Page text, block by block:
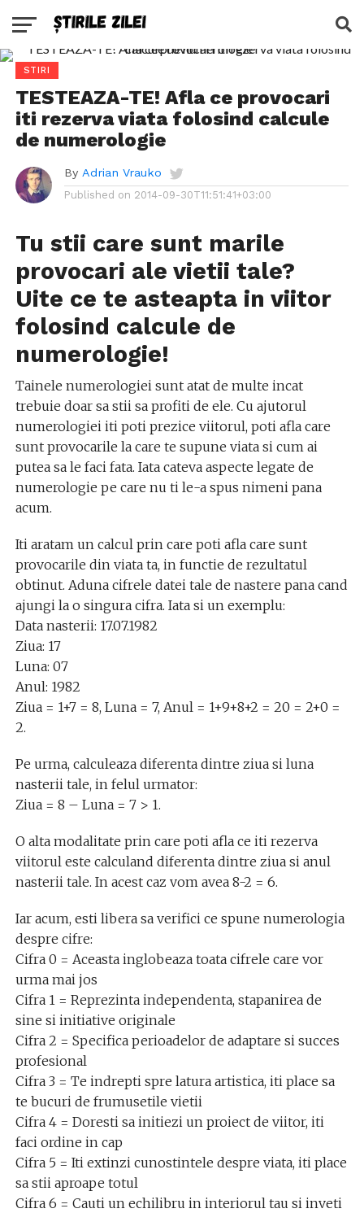
STIRI
TESTEAZA-TE! Afla ce provocari
iti rezerva viata folosind calcule
de numerologie
By Adrian Vrauko
Published on 2014-09-30T11:51:41+03:00
Tu stii care sunt marile
provocari ale vietii tale?
Uite ce te asteapta in viitor
folosind calcule de
numerologie!
Tainele numerologiei sunt atat de multe incat
trebuie doar sa stii sa profiti de ele. Cu ajutorul
numerologiei iti poti prezice viitorul, poti afla care
sunt provocarile la care te supune viata si cum ai
putea sa le faci fata. Iata cateva aspecte legate de
numerologie pe care nu ti le-a spus nimeni pana
acum.
Iti aratam un calcul prin care poti afla care sunt
provocarile din viata ta, in functie de rezultatul
obtinut. Aduna cifrele datei tale de nastere pana cand
ajungi la o singura cifra. Iata si un exemplu:
Data nasterii: 17.07.1982
Ziua: 17
Luna: 07
Anul: 1982
Ziua = 1+7 = 8, Luna = 7, Anul = 1+9+8+2 = 20 = 2+0 =
2.
Pe urma, calculeaza diferenta dintre ziua si luna
nasterii tale, in felul urmator:
Ziua = 8 – Luna = 7 > 1.
O alta modalitate prin care poti afla ce iti rezerva
viitorul este calculand diferenta dintre ziua si anul
nasterii tale. In acest caz vom avea 8-2 = 6.
Iar acum, esti libera sa verifici ce spune numerologia
despre cifre:
Cifra 0 = Aceasta inglobeaza toata cifrele care vor
urma mai jos
Cifra 1 = Reprezinta independenta, stapanirea de
sine si initiative originale
Cifra 2 = Specifica perioadelor de adaptare si succes
profesional
Cifra 3 = Te indrepti spre latura artistica, iti place sa
te bucuri de frumusetile vietii
Cifra 4 = Doresti sa initiezi un proiect de viitor, iti
faci ordine in cap
Cifra 5 = Iti extinzi cunostintele despre viata, iti place
sa stii aproape totul
Cifra 6 = Cauti un echilibru in interiorul tau si inveti